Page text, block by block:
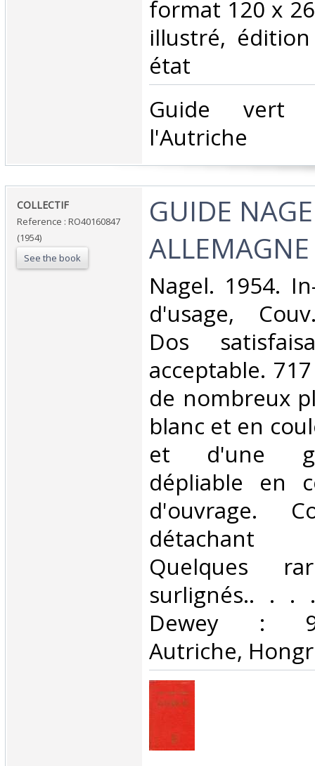
format 120 x
illustré,
état ‎
‎Guide vert
l'Autriche‎
‎COLLECTIF‎
Reference : RO40160847
(1954)
See the book
‎GUIDE
ALLEMAGNE‎
‎Nagel. 1954.
d'usage,
Dos
acceptable.
de nombreux
blanc et en
et d'une
dépliable en
d'ouvrage.
détachant
Quelques
surlignés.. . .
Dewey :
Autriche,